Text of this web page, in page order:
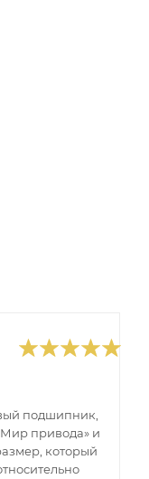
подшипник,
привода» и
который